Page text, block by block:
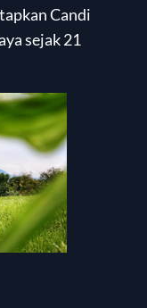
Candi
sejak 21